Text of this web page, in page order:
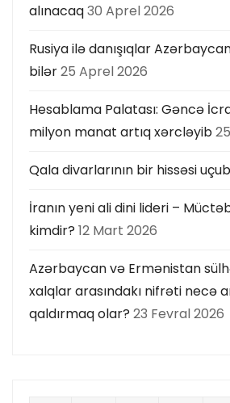
alınacaq30 Aprel 2026
Rusiya ilə danışıqlar
bilər25 Aprel 2026
Hesablama Palatası: Gəncə
milyon manat artıq xərcləyib
Qala divarlarının bir hissəsi uçub
İranın yeni ali dini lideri –
kimdir? 12 Mart 2026
Azərbaycan və Ermənistan
xalqlar arasındakı nifrəti necə
qaldırmaq olar? 23 Fevral 2026